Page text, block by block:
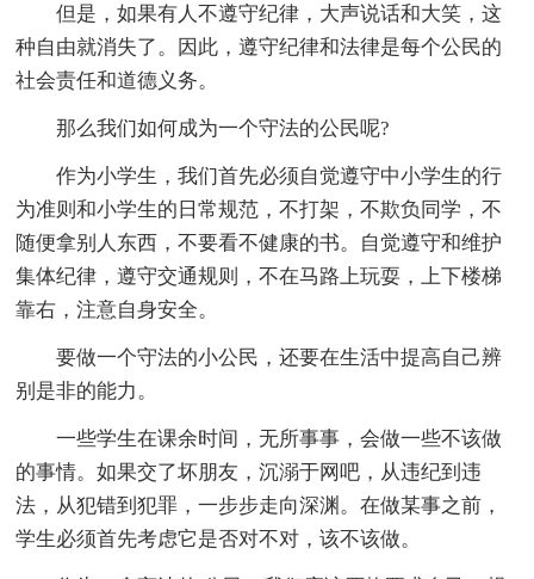
但是，如果有人不遵守纪律，大声说话和大笑，这
种自由就消失了。因此，遵守纪律和法律是每个公民的
社会责任和道德义务。
那么我们如何成为一个守法的公民呢?
作为小学生，我们首先必须自觉遵守中小学生的行
为准则和小学生的日常规范，不打架，不欺负同学，不
随便拿别人东西，不要看不健康的书。自觉遵守和维护
集体纪律，遵守交通规则，不在马路上玩耍，上下楼梯
靠右，注意自身安全。
要做一个守法的小公民，还要在生活中提高自己辨
别是非的能力。
一些学生在课余时间，无所事事，会做一些不该做
的事情。如果交了坏朋友，沉溺于网吧，从违纪到违
法，从犯错到犯罪，一步步走向深渊。在做某事之前，
学生必须首先考虑它是否对不对，该不该做。